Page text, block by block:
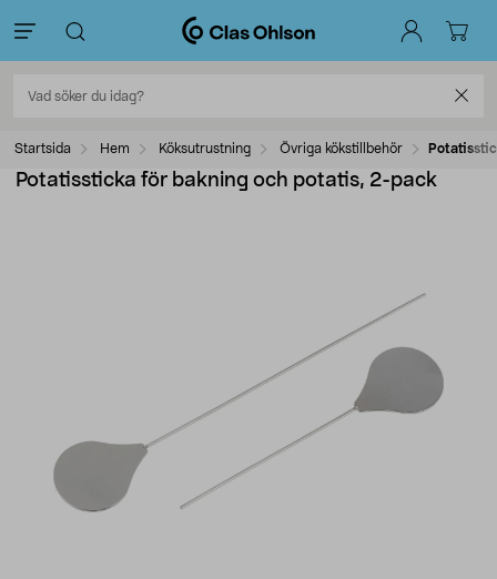
Startsida Hem Köksutrustning Övriga kökstillbehör
Potatissticka för bakning och potatis, 2-pack